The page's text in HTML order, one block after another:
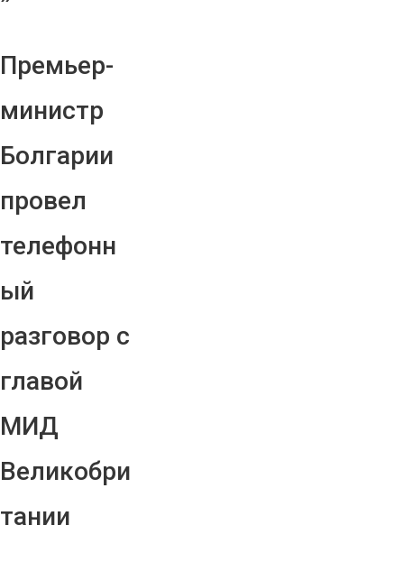
Премьер-
министр
Болгарии
провел
телефонн
ый
разговор с
главой
МИД
Великобри
тании